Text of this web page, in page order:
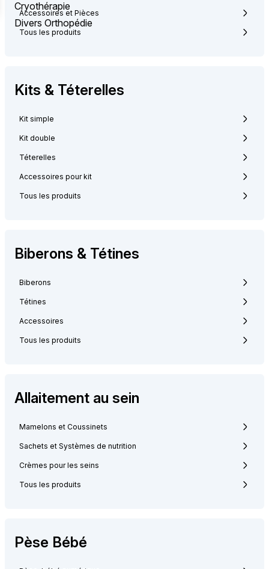
Cryothérapie
Divers Orthopédie
Accessoires et Pièces
Tous les produits
Kits & Téterelles
Kit simple
Kit double
Téterelles
Accessoires pour kit
Tous les produits
Biberons & Tétines
Biberons
Tétines
Accessoires
Tous les produits
Allaitement au sein
Mamelons et Coussinets
Sachets et Systèmes de nutrition
Crèmes pour les seins
Tous les produits
Pèse Bébé